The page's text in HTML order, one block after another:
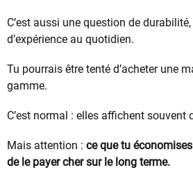
C’est aussi une question de
d’expérience au quotidien.
Tu pourrais être tenté d’acheter une
gamme.
C’est normal : elles affichent souvent
Mais attention : ce que tu
de le payer cher sur le long terme.